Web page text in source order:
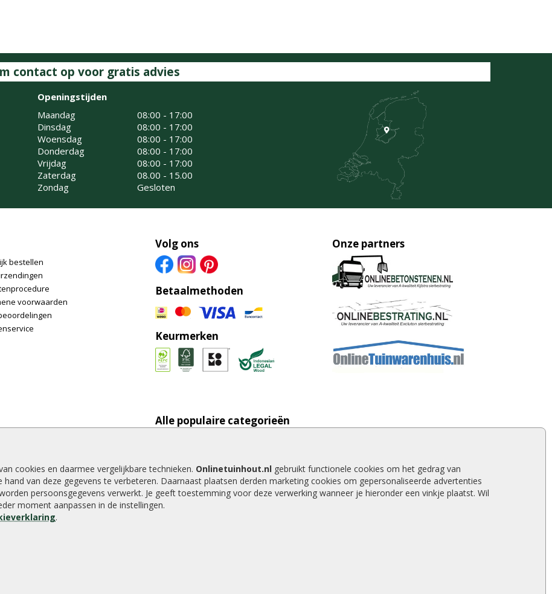
cookies en daarmee vergelijkbare technieken. Onlinetuinhout.nl gebruikt functionele cookies om het gedrag van
van deze gegevens te verbeteren. Daarnaast plaatsen derden marketing cookies om gepersonaliseerde advertenties
persoonsgegevens verwerkt. Je geeft toestemming voor deze verwerking wanneer je hieronder een vinkje plaatst. Wil
moment aanpassen in de instellingen.
.
contact op voor gratis advies
Openingstijden
Maandag
08:00 - 17:00
Dinsdag
08:00 - 17:00
Woensdag
08:00 - 17:00
Donderdag
08:00 - 17:00
Vrijdag
08:00 - 17:00
Zaterdag
08.00 - 15.00
Zondag
Gesloten
bestellen
voorwaarden
Volg ons
Betaalmethoden
Keurmerken
Onze partners
tuinschermen van
houtsoorten voor in de tuin
tuin
palen voor een schapenhek
Alle populaire categorieën
Vlonderplanken
Tuinpalen
Tuinhekken
Tuinhuizen
Schuttingplanken
Steigerplanken
Douglas hout